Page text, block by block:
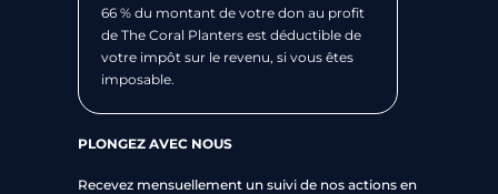
66 % du montant de votre don au profit
de The Coral Planters est déductible de
votre impôt sur le revenu, si vous êtes
imposable.
PLONGEZ AVEC NOUS
Recevez mensuellement un suivi de nos actions en